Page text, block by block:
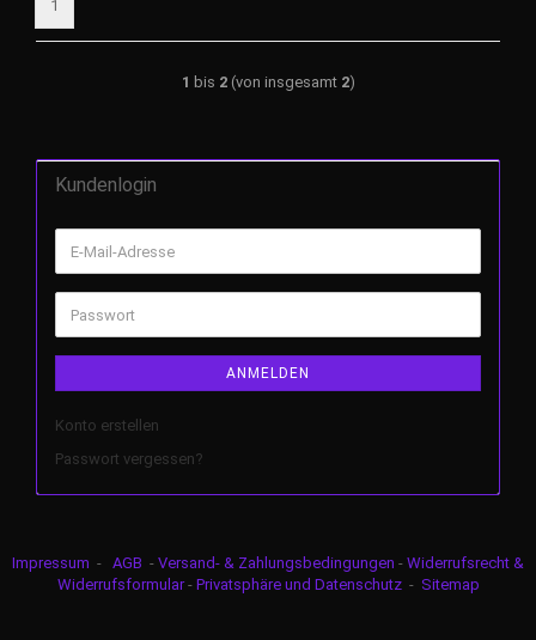
1
1 bis 2(von insgesamt 2)
Kundenlogin
ANMELDEN
Konto erstellen
Passwort vergessen?
Impressum - AGB - Versand- & Zahlungsbedingungen - Widerrufsrecht &
Widerrufsformular - Privatsphäre und Datenschutz - Sitemap